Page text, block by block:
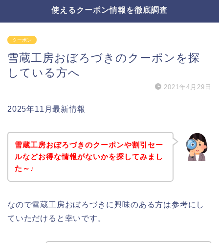
使えるクーポン情報を徹底調査
クーポン
雪蔵工房おぼろづきのクーポンを探
している方へ
2021年4月29日
2025年11月最新情報
雪蔵工房おぼろづきのクーポンや割引セー
ルなどお得な情報がないかを探してみまし
た～♪
なので雪蔵工房おぼろづきに興味のある方は参考にし
ていただけると幸いです。